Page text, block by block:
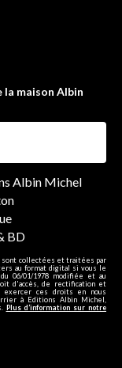
maison Albin
Albin Michel
BD
sont collectées et traitées par
au format digital si vous le
06/01/1978 modifiée et au
d'accès, de rectification et
exercer ces droits en nous
à Editions Albin Michel,
Plus d’information sur notre